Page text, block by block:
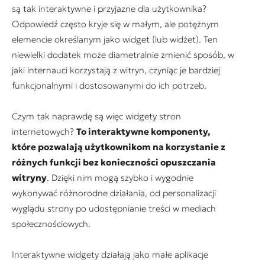
są tak interaktywne i przyjazne dla użytkownika?
Odpowiedź często kryje się w małym, ale potężnym
elemencie określanym jako widget (lub widżet). Ten
niewielki dodatek może diametralnie zmienić sposób, w
jaki internauci korzystają z witryn, czyniąc je bardziej
funkcjonalnymi i dostosowanymi do ich potrzeb.
Czym tak naprawdę są więc widgety stron
internetowych? To interaktywne komponenty,
które pozwalają użytkownikom na korzystanie z
różnych funkcji bez konieczności opuszczania
witryny. Dzięki nim mogą szybko i wygodnie
wykonywać różnorodne działania, od personalizacji
wyglądu strony po udostępnianie treści w mediach
społecznościowych.
Interaktywne widgety działają jako małe aplikacje